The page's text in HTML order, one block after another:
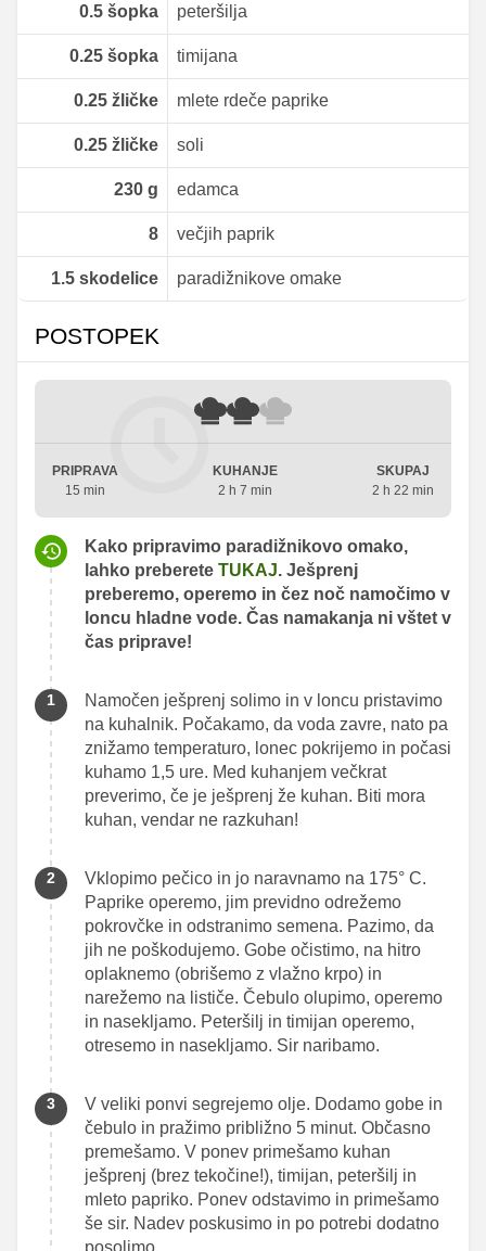
0.5šopka peteršilja
0.25šopka timijana
0.25žličke mlete rdeče paprike
0.25žličke soli
230g edamca
8 večjih paprik
1.5skodelice paradižnikove omake
POSTOPEK
PRIPRAVA
15 min
KUHANJE
2 h 7 min
SKUPAJ
2 h 22 min
Kako pripravimo paradižnikovo omako,
lahko preberete TUKAJ. Ješprenj
preberemo, operemo in čez noč namočimo v
loncu hladne vode. Čas namakanja ni vštet v
čas priprave!
Namočen ješprenj solimo in v loncu pristavimo
na kuhalnik. Počakamo, da voda zavre, nato pa
znižamo temperaturo, lonec pokrijemo in počasi
kuhamo 1,5 ure. Med kuhanjem večkrat
preverimo, če je ješprenj že kuhan. Biti mora
kuhan, vendar ne razkuhan!
Vklopimo pečico in jo naravnamo na 175° C.
Paprike operemo, jim previdno odrežemo
pokrovčke in odstranimo semena. Pazimo, da
jih ne poškodujemo. Gobe očistimo, na hitro
oplaknemo (obrišemo z vlažno krpo) in
narežemo na lističe. Čebulo olupimo, operemo
in nasekljamo. Peteršilj in timijan operemo,
otresemo in nasekljamo. Sir naribamo.
V veliki ponvi segrejemo olje. Dodamo gobe in
čebulo in pražimo približno 5 minut. Občasno
premešamo. V ponev primešamo kuhan
ješprenj (brez tekočine!), timijan, peteršilj in
mleto papriko. Ponev odstavimo in primešamo
še sir. Nadev poskusimo in po potrebi dodatno
posolimo.